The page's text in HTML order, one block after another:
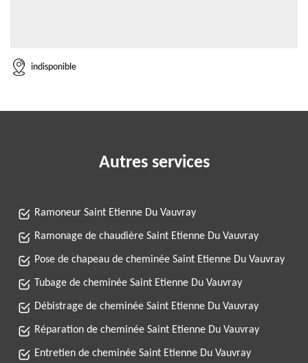
indisponible
Autres services
Ramoneur Saint Etienne Du Vauvray
Ramonage de chaudière Saint Etienne Du Vauvray
Pose de chapeau de cheminée Saint Etienne Du Vauvray
Tubage de cheminée Saint Etienne Du Vauvray
Débistrage de cheminée Saint Etienne Du Vauvray
Réparation de cheminée Saint Etienne Du Vauvray
Entretien de cheminée Saint Etienne Du Vauvray